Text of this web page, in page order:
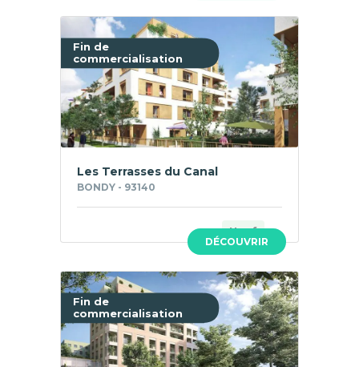
Fin de
commercialisation
DÉCOUVRIR
Les Terrasses du Canal
BONDY - 93140
Neuf
Fin de
commercialisation